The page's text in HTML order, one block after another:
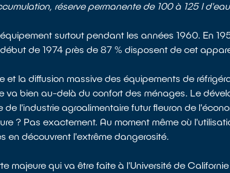
réserve permanente de 100 à 125 l
surtout pendant les années 1960. En
de 1974 près de 87 % disposent de cet
et la diffusion massive des équipements de
va bien au-delà du confort des ménages. Le
l'industrie agroalimentaire futur fleuron de
? Pas exactement. Au moment même où
en découvrent l'extrême dangerosité.
majeure qui va être faite à l'Université de